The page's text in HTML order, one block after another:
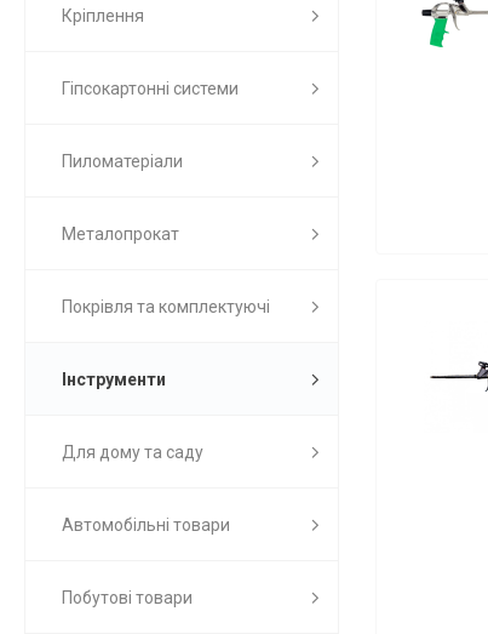
Кріплення
Гіпсокартонні системи
Пиломатеріали
Металопрокат
Покрівля та комплектуючі
Інструменти
Для дому та саду
Автомобільні товари
Побутові товари